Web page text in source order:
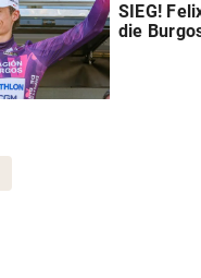
SIEG!
die